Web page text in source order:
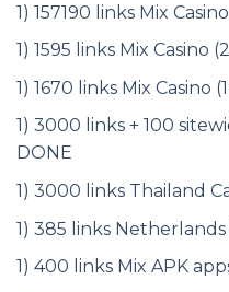
1) 157190 links Mix
1) 1595 links Mix Casino
1) 1670 links Mix Casino
1) 3000 links + 100
DONE
1) 3000 links Thailand
1) 385 links Netherlands
1) 400 links Mix APK